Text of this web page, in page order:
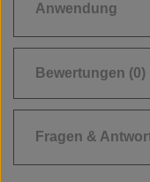
Anwendung
Bewertungen (0)
Fragen &